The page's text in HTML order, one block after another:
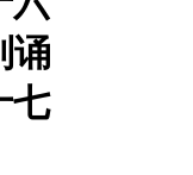
诵
七